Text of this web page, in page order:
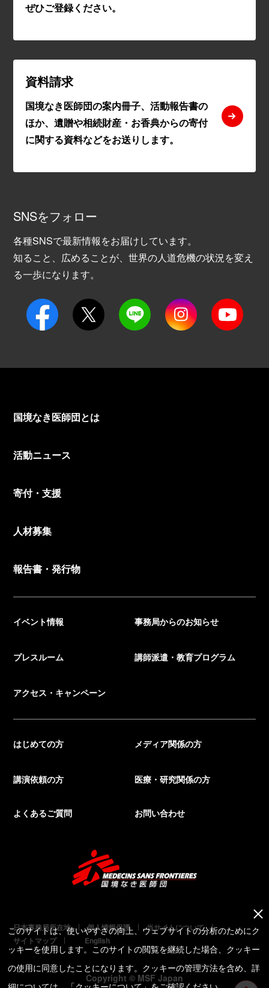
ぜひご登録ください。
資料請求
国境なき医師団の案内冊子、活動報告書の
ほか、遺贈や相続財産・お香典からの寄付
に関する資料などをお送りします。
SNSをフォロー
各種SNSで最新情報をお届けしています。
知ること、広めることが、世界の人道危機の状況を変え
る一歩になります。
国境なき医師団とは
活動ニュース
寄付・支援
人材募集
報告書・発行物
イベント情報 事務局からのお知らせ
プレスルーム 講師派遣・教育プログラム
アクセス・キャンペーン
はじめての方 メディア関係の方
講演依頼の方 医療・研究関係の方
よくあるご質問 お問い合わせ
日本事務局所在地 個人情報保護
当サイトについて
サイトマップ
English
Copyright © MSF Japan
このサイトは、使いやすさの向上、ウェブサイトの分析のためにク
ッキーを使用します。このサイトの閲覧を継続した場合、クッキー
の使用に同意したことになります。クッキーの管理方法を含め、詳